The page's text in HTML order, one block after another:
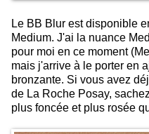
Le BB Blur est disponible
Medium. J'ai la nuance
pour moi en ce moment
mais j'arrive à le porter en
bronzante. Si vous avez
de La Roche Posay,
plus foncée et plus rosée